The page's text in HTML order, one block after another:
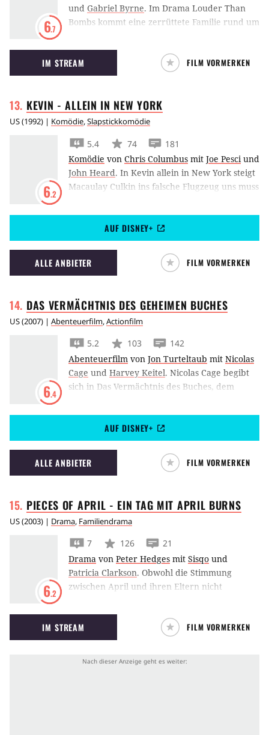
6.7
und Gabriel Byrne. Im Drama Louder Than
Bombs kommt eine zerrüttete Familie rund um
Tod der Mutter zusammen, erinnert sich
dabei jedoch auf sehr unterschiedliche Weise
an die Verstorbene.
IM STREAM FILM VORMERKEN
KEVIN - ALLEIN IN NEWYORK
US(1992) | Komödie,Slapstickkomödie
6.2
5.4 74
181
Komödie von Chris Columbus mit Joe Pesciund
John Heard. In Kevin allein in New York steigt
Macaulay Culkin ins falsche Flugzeug uns muss
Dort trifft er wieder auf die ‘nassen Banditen’.
AUF DISNEY+
ALLE ANBIETER FILM VORMERKEN
DAS VERMÄCHTNIS DES GEHEIMEN BUCHES
US(2007) | Abenteuerfilm,Actionfilm
6.4
5.2 103
142
Abenteuerfilm von Jon Turteltaub mit Nicolas
Cage und Harvey Keitel. Nicolas Cage begibt
sich in Das Vermächtnis des Buches, dem
auf die Suche nach der Wahrheit.
AUF DISNEY+
ALLE ANBIETER FILM VORMERKEN
PIECES OF APRIL - EIN TAG MIT APRIL BURNS
US(2003) | Drama, Familiendrama
6.2
7 126
21
Drama von Peter Hedges mit Sisqo und
Patricia Clarkson. Obwohl die Stimmung
zwischen April und ihren Eltern nicht
Mutter und den Rest der Familie zum
Thanksgiving-Fest eingeladen. Ein stressiger
Tag steht ihr und ihrem Freund Bobby bevor,
jetzt gibt auch noch der Herd den Geist auf.
IM STREAM FILM VORMERKEN